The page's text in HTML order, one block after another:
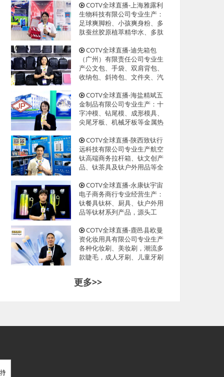
头、过滤净水龙头以及洗脸盆
等系列洁具产品、源头工厂，
欢迎大家光临！
COTV全球直播-上海雅露利
生物科技有限公司专业生产：
足球爽脚粉、小孩爽身粉、多
肽蚕丝胶原植萃精华水、多肽
健康产品，源头工厂，欢迎大
家光临！
COTV全球直播-迪先箱包
（广州）有限责任公司专业生
产公文包、手袋、双肩背包、
收纳包、斜挎包、文件夹、汽
品，欢迎大家光临！
COTV全球直播-海盐精斌五
金制品有限公司专业生产：十
字冲模、钻尾模、成形模具、
尖尾牙板、机械牙板等金属热
品，设计创新、匠心制造、款
式多样，源头工厂，欢迎大家
光临！
COTV全球直播-陕西致钛行
远科技有限公司专业生产航空
钛高端商务拉杆箱、钛文创产
品、钛茶具及钛户外用品等全
釆用航空级高科技钛材及钛铆
钉及箱饰功能，欢迎大家光
临！
COTV全球直播-永康钛宇宙
电子商务商行专业经营生产：
钛餐具钛杯、厨具、钛户外用
品等钛材系列产品，源头工
临！COTV全球直播-鹿邑县欧曼
资化妆用具有限公司专业生产
各种化妆刷、美妆刷，潮流多
款睫毛，成人牙刷、儿童牙刷
更多>>